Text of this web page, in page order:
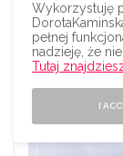
Wykorzystuję
pełnej
nadzieję, że
Tutaj
I